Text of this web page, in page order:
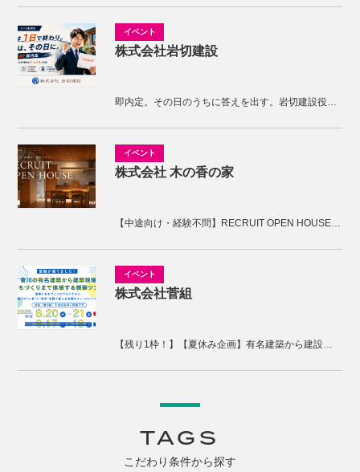
株式会社岩切建設
即内定。その日のうちに答えを出す。岩切建設役員面接
株式会社 木の香の家
【中途向け・経験不問】RECRUIT OPEN HOUSE開催！木の香の家の家づくりを体感しませんか。
株式会社菅組
【残り1枠！】【夏休み企画】有名建築から建設現場、まちづくりまで体感する2days視察ツアー
TAGS
こだわり条件から探す